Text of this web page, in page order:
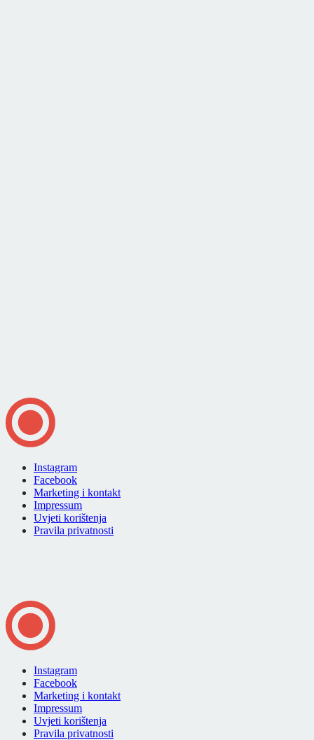
Instagram
Facebook
Marketing i kontakt
Impressum
Uvjeti korištenja
Pravila privatnosti
Instagram
Facebook
Marketing i kontakt
Impressum
Uvjeti korištenja
Pravila privatnosti